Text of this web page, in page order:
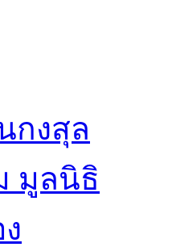
กงสุล
มูลนิธิ